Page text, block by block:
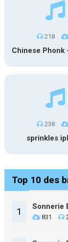
218
238
sprinkles
Top 10 des
1 Sonnerie
831